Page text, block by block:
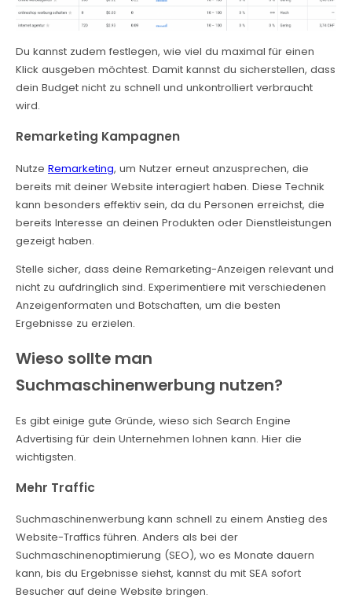
Du kannst zudem festlegen, wie viel du maximal für einen
Klick ausgeben möchtest. Damit kannst du sicherstellen, dass
dein Budget nicht zu schnell und unkontrolliert verbraucht
wird.
Remarketing Kampagnen
Nutze Remarketing, um Nutzer erneut anzusprechen, die
bereits mit deiner Website interagiert haben. Diese Technik
kann besonders effektiv sein, da du Personen erreichst, die
bereits Interesse an deinen Produkten oder Dienstleistungen
gezeigt haben.
Stelle sicher, dass deine Remarketing-Anzeigen relevant und
nicht zu aufdringlich sind. Experimentiere mit verschiedenen
Anzeigenformaten und Botschaften, um die besten
Ergebnisse zu erzielen.
Wieso sollte man
Suchmaschinenwerbung nutzen?
Es gibt einige gute Gründe, wieso sich Search Engine
Advertising für dein Unternehmen lohnen kann. Hier die
wichtigsten.
Mehr Traffic
Suchmaschinenwerbung kann schnell zu einem Anstieg des
Website-Traffics führen. Anders als bei der
Suchmaschinenoptimierung (SEO), wo es Monate dauern
kann, bis du Ergebnisse siehst, kannst du mit SEA sofort
Besucher auf deine Website bringen.